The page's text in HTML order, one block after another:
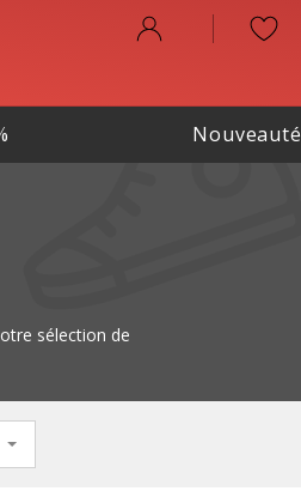
Nouveauté
sélection de